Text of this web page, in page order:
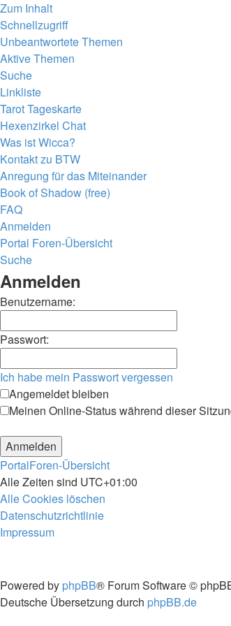
Zum Inhalt
Schnellzugriff
Unbeantwortete Themen
Aktive Themen
Suche
Linkliste
Tarot Tageskarte
Hexenzirkel Chat
Was ist Wicca?
Kontakt zu BTW
Anregung für das Miteinander
Book of Shadow (free)
FAQ
Anmelden
Portal Foren-Übersicht
Suche
Anmelden
Benutzername:
Passwort:
Ich habe mein Passwort vergessen
Angemeldet bleiben
Meinen Online-Status während dieser
PortalForen-Übersicht
Alle Zeiten sind UTC+01:00
Alle Cookies löschen
Datenschutzrichtlinie
Impressum
Powered by phpBB® Forum Software ©
Deutsche Übersetzung durch phpBB.de